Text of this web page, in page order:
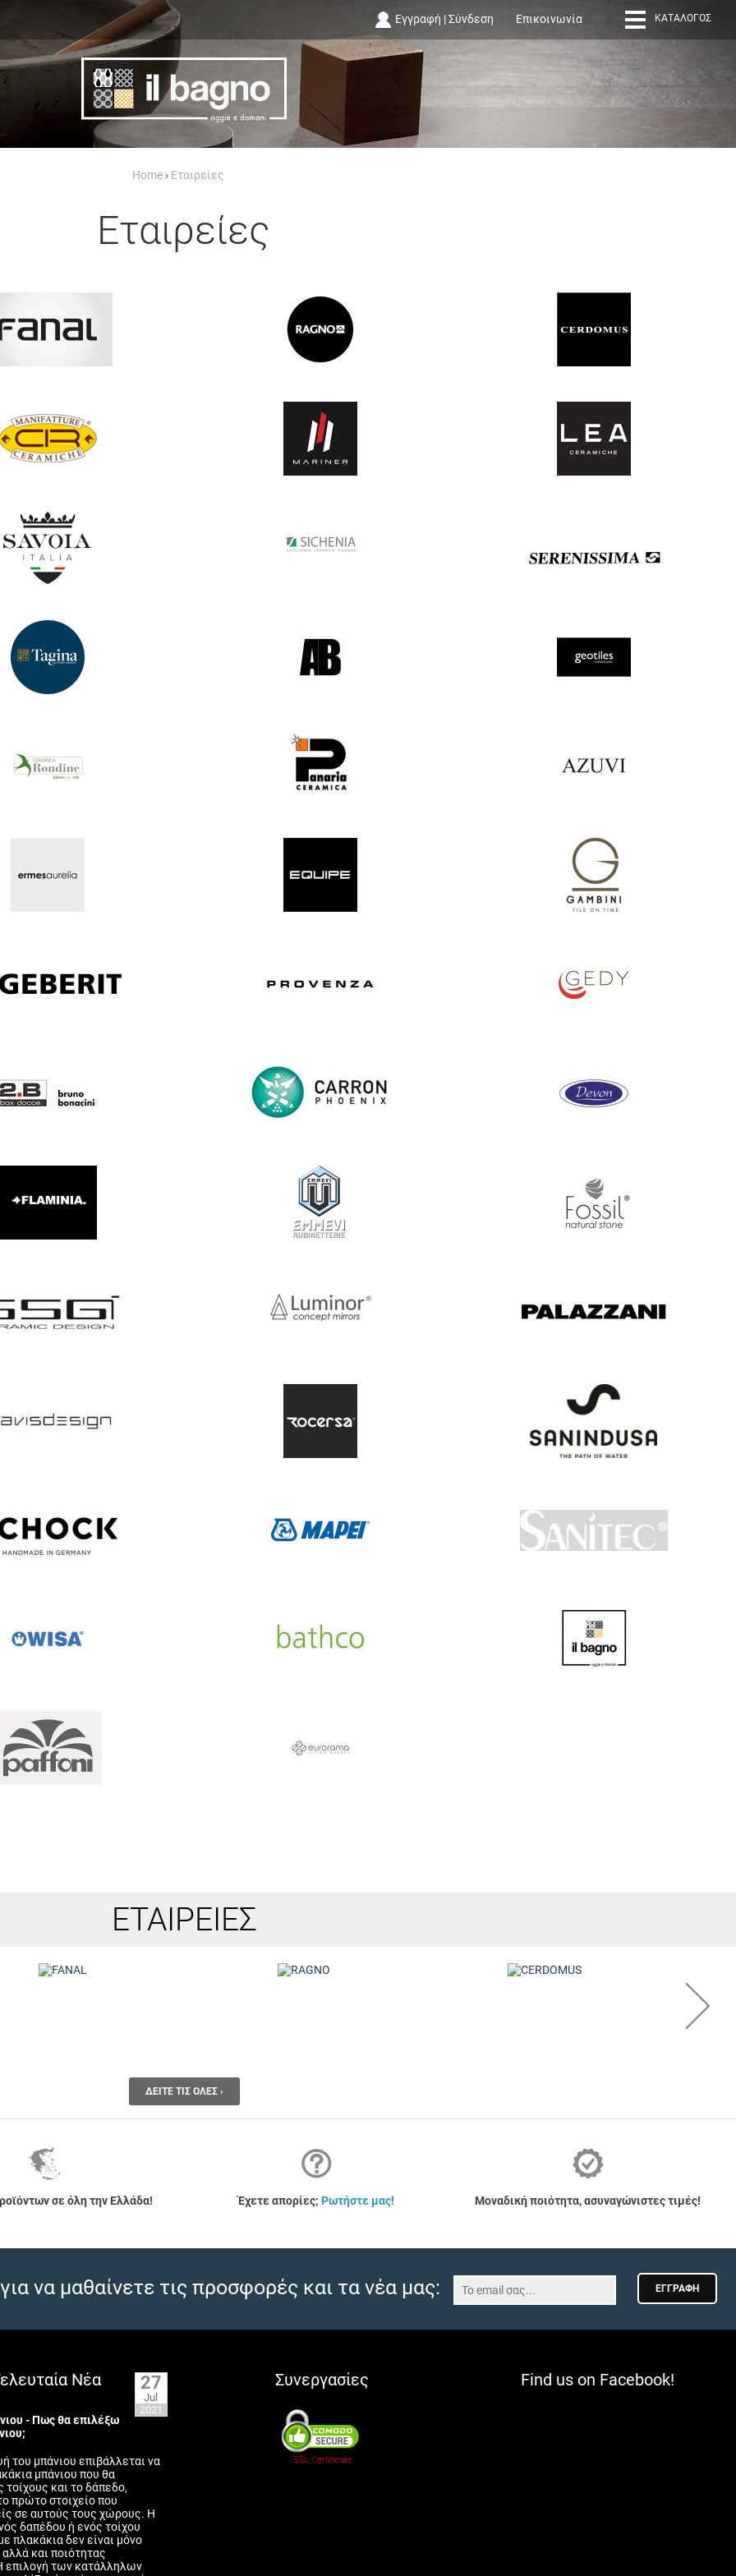
Εγγραφή |Σύνδεση Επικοινωνία ΚΑΤΆΛΟΓΟΣ
Home › Εταιρείες
Εταιρείες
ΕΤΑΙΡΕΊΕΣ
ΔΕΊΤΕ ΤΙΣ ΌΛΕΣ ›
σε όλη την Ελλάδα! Έχετε απορίες; Ρωτήστε μας! Μοναδική ποιότητα, ασυναγώνιστες τιμές!
να μαθαίνετε τις προσφορές και τα νέα μας: ΕΓΓΡΑΦΉ
Νέα 27
Jul
2021
- Πως θα επιλέξω
του μπάνιου επιβάλλεται να
μπάνιου που θα
τοίχους και το δάπεδο,
πρώτο στοιχείο που
σε αυτούς τους χώρους. Η
δαπέδου ή ενός τοίχου
πλακάκια δεν είναι μόνο
και ποιότητας
επιλογή των κατάλληλων
Συνεργασίες Find us on Facebook!